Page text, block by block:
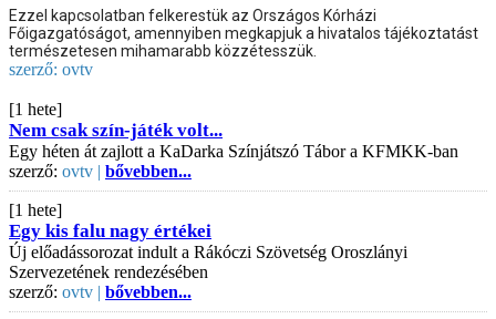
Ezzel kapcsolatban felkerestük az Országos Kórházi
Főigazgatóságot, amennyiben megkapjuk a hivatalos tájékoztatást
természetesen mihamarabb közzétesszük.
szerző: ovtv
[1 hete]
Nem csak szín-játék volt...
Egy héten át zajlott a KaDarka Színjátszó Tábor a KFMKK-ban
szerző: ovtv | bővebben...
[1 hete]
Egy kis falu nagy értékei
Új előadássorozat indult a Rákóczi Szövetség Oroszlányi
Szervezetének rendezésében
szerző: ovtv | bővebben...